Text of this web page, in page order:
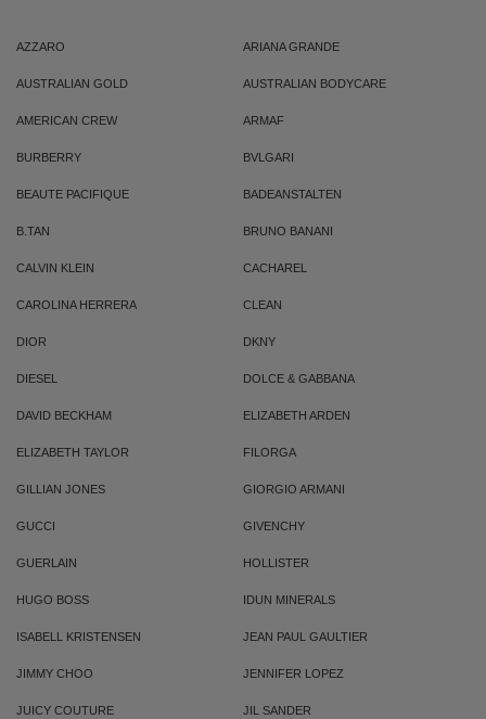
AZZARO ARIANA GRANDE
AUSTRALIAN GOLD AUSTRALIAN BODYCARE
AMERICAN CREW ARMAF
BURBERRY BVLGARI
BEAUTE PACIFIQUE BADEANSTALTEN
B.TAN BRUNO BANANI
CALVIN KLEIN CACHAREL
CAROLINA HERRERA CLEAN
DIOR DKNY
DIESEL DOLCE & GABBANA
DAVID BECKHAM ELIZABETH ARDEN
ELIZABETH TAYLOR FILORGA
GILLIAN JONES GIORGIO ARMANI
GUCCI GIVENCHY
GUERLAIN HOLLISTER
HUGO BOSS IDUN MINERALS
ISABELL KRISTENSEN JEAN PAUL GAULTIER
JIMMY CHOO JENNIFER LOPEZ
JUICY COUTURE JIL SANDER